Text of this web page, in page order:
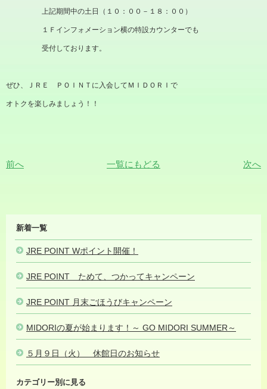
上記期間中の土日（１０：００－１８：００）
１Ｆインフォメーション横の特設カウンターでも
受付しております。
ぜひ、ＪＲＥ ＰＯＩＮＴに入会してＭＩＤＯＲＩで
オトクを楽しみましょう！！
前へ 一覧にもどる 次へ
MIDORI
NEWS
新着一覧
JRE POINT Wポイント開催！
JRE POINT ためて、つかってキャンペーン
JRE POINT 月末ごほうびキャンペーン
MIDORIの夏が始まります！～ GO MIDORI SUMMER～
５月９日（火） 休館日のお知らせ
カテゴリー別に見る